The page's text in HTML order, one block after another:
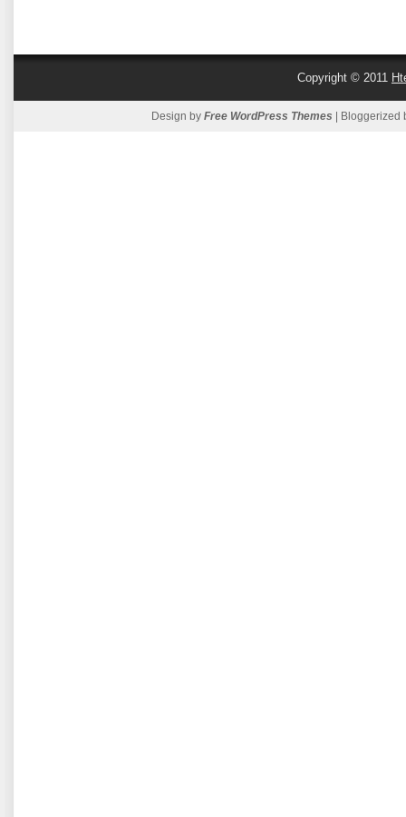
Copyright © 2011
Design by Free WordPress Themes | Bloggerized